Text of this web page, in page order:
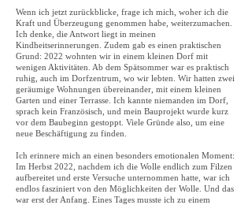
Wenn ich jetzt zurückblicke, frage ich mich, woher ich die
Kraft und Überzeugung genommen habe, weiterzumachen.
Ich denke, die Antwort liegt in meinen
Kindheitserinnerungen. Zudem gab es einen praktischen
Grund: 2022 wohnten wir in einem kleinen Dorf mit
wenigen Aktivitäten. Ab dem Spätsommer war es praktisch
ruhig, auch im Dorfzentrum, wo wir lebten. Wir hatten zwei
geräumige Wohnungen übereinander, mit einem kleinen
Garten und einer Terrasse. Ich kannte niemanden im Dorf,
sprach kein Französisch, und mein Bauprojekt wurde kurz
vor dem Baubeginn gestoppt. Viele Gründe also, um eine
neue Beschäftigung zu finden.
Ich erinnere mich an einen besonders emotionalen Moment:
Im Herbst 2022, nachdem ich die Wolle endlich zum Filzen
aufbereitet und erste Versuche unternommen hatte, war ich
endlos fasziniert von den Möglichkeiten der Wolle. Und das
war erst der Anfang. Eines Tages musste ich zu einem